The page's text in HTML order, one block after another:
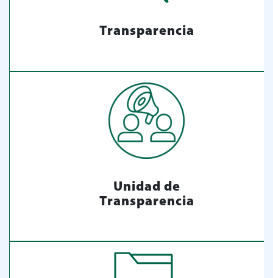
Transparencia
Unidad de
Transparencia